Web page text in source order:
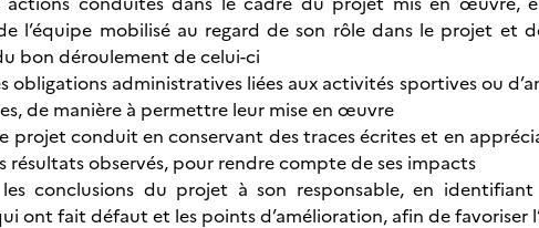
l’équipe mobilisé au regard de son rôle dans le projet et
bon déroulement de celui-ci
obligations administratives liées aux activités sportives ou
de manière à permettre leur mise en œuvre
projet conduit en conservant des traces écrites et en
résultats observés, pour rendre compte de ses impacts
conclusions du projet à son responsable, en
ont fait défaut et les points d’amélioration, afin de favoriser